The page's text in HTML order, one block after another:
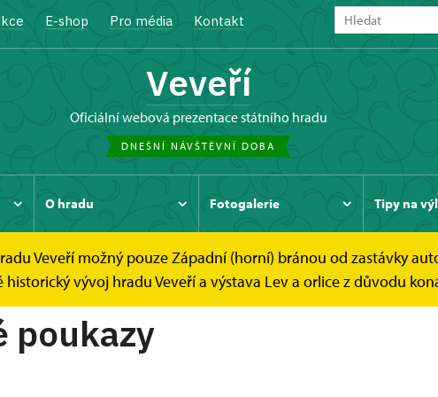
E-shop Pro média Kontakt
Veveří
oficiální webová prezentace státního hradu
DNEŠNÍ NÁVŠTĚVNÍ DOBA
O hradu Fotogalerie Tipy na
Veveří možný pouze Západní (horní) bránou od zastávky
vývoj hradu Veveří a výstava Lev a orlice z důvodu
Dárkové poukazy
poukazy